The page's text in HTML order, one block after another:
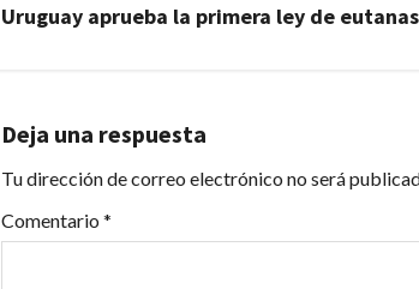
v
g
a
c
Uruguay aprueba la primera ley de
Deja una respuesta
Tu dirección de correo electrónico no será
Comentario*